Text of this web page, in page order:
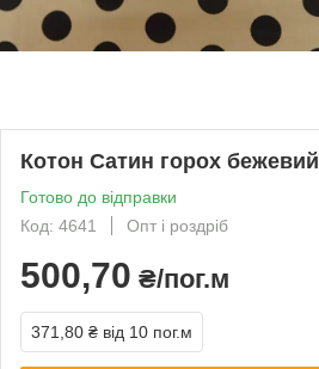
Котон Сатин горох бежевий
Готово до відправки
Код: 4641
Опт і роздріб
500,70 ₴/пог.м
371,80 ₴ від 10 пог.м